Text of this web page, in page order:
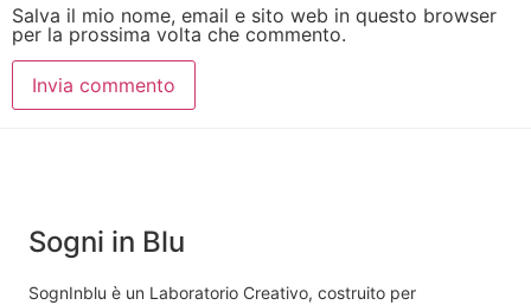
Salva il mio nome, email e sito web in questo browser
per la prossima volta che commento.
Sogni in Blu
SognInblu è un Laboratorio Creativo, costruito per